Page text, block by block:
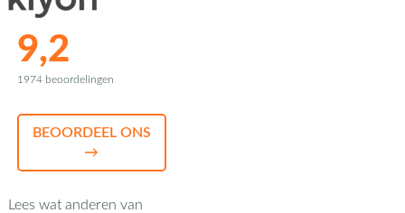
9,2
1974 beoordelingen
BEOORDEEL ONS
→
Lees wat anderen van